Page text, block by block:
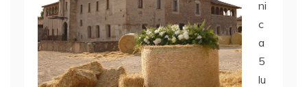
ni
c
a
5
lu